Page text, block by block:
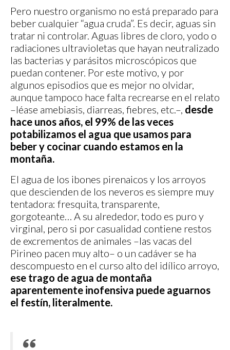
Pero nuestro organismo no está preparado para
beber cualquier “agua cruda”. Es decir, aguas sin
tratar ni controlar. Aguas libres de cloro, yodo o
radiaciones ultravioletas que hayan neutralizado
las bacterias y parásitos microscópicos que
puedan contener. Por este motivo, y por
algunos episodios que es mejor no olvidar,
aunque tampoco hace falta recrearse en el relato
–léase amebiasis, diarreas, fiebres, etc.–, desde
hace unos años, el 99% de las veces
potabilizamos el agua que usamos para
beber y cocinar cuando estamos en la
montaña.
El agua de los ibones pirenaicos y los arroyos
que descienden de los neveros es siempre muy
tentadora: fresquita, transparente,
gorgoteante… A su alrededor, todo es puro y
virginal, pero si por casualidad contiene restos
de excrementos de animales –las vacas del
Pirineo pacen muy alto– o un cadáver se ha
descompuesto en el curso alto del idílico arroyo,
ese trago de agua de montaña
aparentemente inofensiva puede aguarnos
el festín, literalmente.